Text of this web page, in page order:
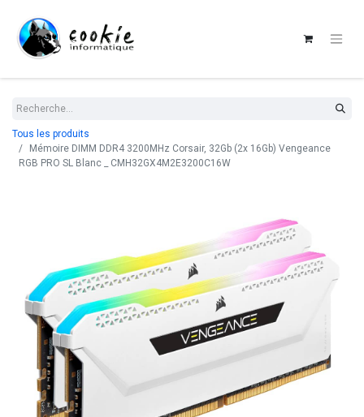
Tous les produits
Mémoire DIMM DDR4 3200MHz Corsair, 32Gb (2x 16Gb) Vengeance
RGB PRO SL Blanc _ CMH32GX4M2E3200C16W